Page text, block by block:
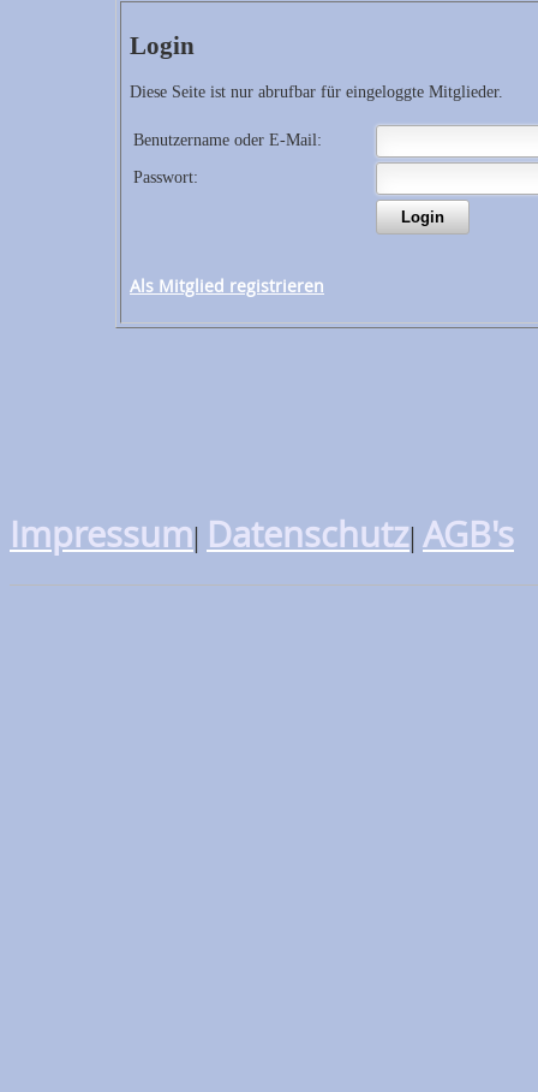
Login
Diese Seite ist nur abrufbar für eingeloggte Mitglieder.
Benutzername oder E-Mail:
Passwort:
Als Mitglied registrieren
Impressum| Datenschutz| AGB's